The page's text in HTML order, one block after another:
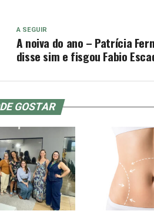
A SEGUIR
A noiva do ano – Patrícia
disse sim e fisgou Fabio
GOSTAR